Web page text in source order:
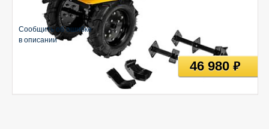
Сообщить об ошибке
в описании
46 980руб